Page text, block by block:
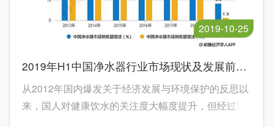
2019-10-25
2019年H1中国净水器行业市场现状及发展前景分析 预计全年市场增长率将进一步收窄
从2012年国内爆发关于经济发展与环境保护的反思以
来，国人对健康饮水的关注度大幅度提升，但经过近